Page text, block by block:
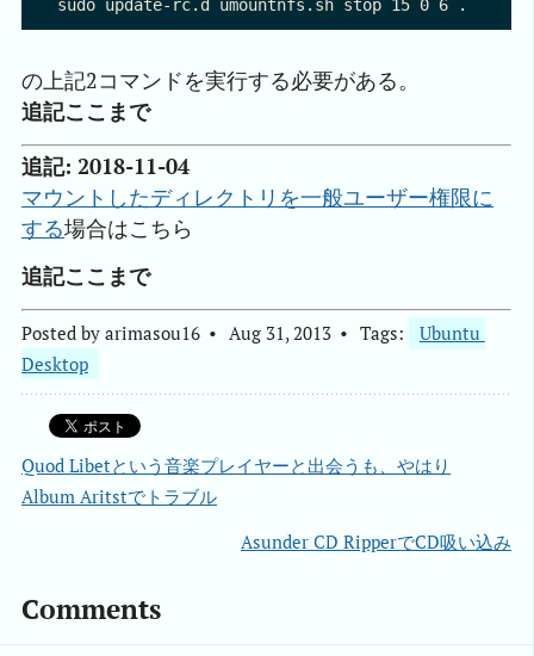
の上記2コマンドを実行する必要がある。
追記ここまで
追記: 2018-11-04
マウントしたディレクトリを一般ユーザー権限に
する場合はこちら
追記ここまで
Posted by arimasou16 Aug 31, 2013 Tags:
Ubuntu
Desktop
Quod Libetという音楽プレイヤーと出会うも、やはり
Album Aritstでトラブル
Asunder CD RipperでCD吸い込み
Comments